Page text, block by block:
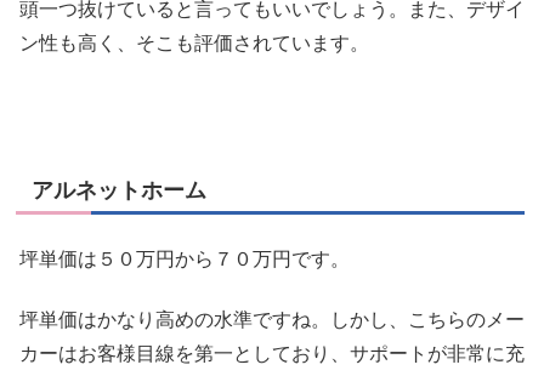
頭一つ抜けていると言ってもいいでしょう。また、デザイ
ン性も高く、そこも評価されています。
アルネットホーム
坪単価は５０万円から７０万円です。
坪単価はかなり高めの水準ですね。しかし、こちらのメー
カーはお客様目線を第一としており、サポートが非常に充